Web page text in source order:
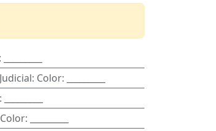
: Color: _________
Color: _________